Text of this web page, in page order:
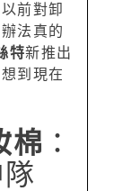
前對卸
法真的
特新推出
到現在
棉 ：